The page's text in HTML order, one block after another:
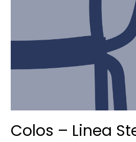
Colos – Linea